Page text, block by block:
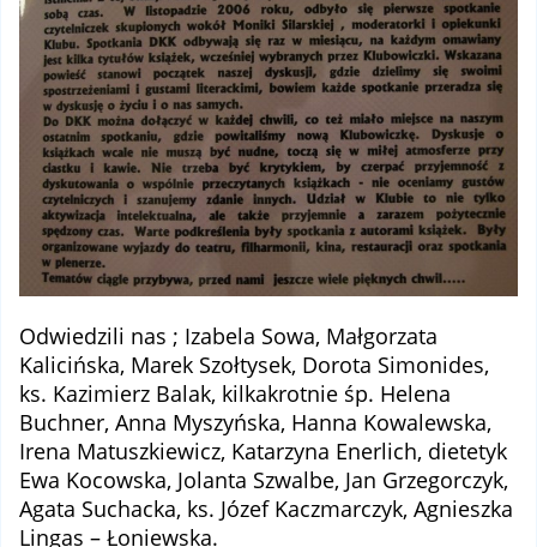
Odwiedzili nas ; Izabela Sowa, Małgorzata
Kalicińska, Marek Szołtysek, Dorota Simonides,
ks. Kazimierz Balak, kilkakrotnie śp. Helena
Buchner, Anna Myszyńska, Hanna Kowalewska,
Irena Matuszkiewicz, Katarzyna Enerlich, dietetyk
Ewa Kocowska, Jolanta Szwalbe, Jan Grzegorczyk,
Agata Suchacka, ks. Józef Kaczmarczyk, Agnieszka
Lingas – Łoniewska.